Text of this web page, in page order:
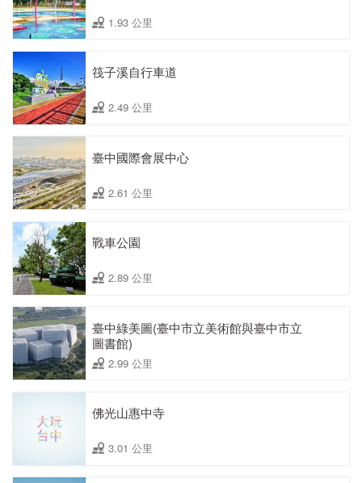
1.93 公里
筏子溪自行車道
2.49 公里
臺中國際會展中心
2.61 公里
戰車公園
2.89 公里
臺中綠美圖(臺中市立美術館與臺中市立
圖書館)
2.99 公里
佛光山惠中寺
3.01 公里